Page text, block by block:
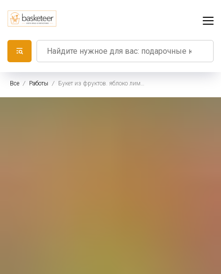
Все Работы